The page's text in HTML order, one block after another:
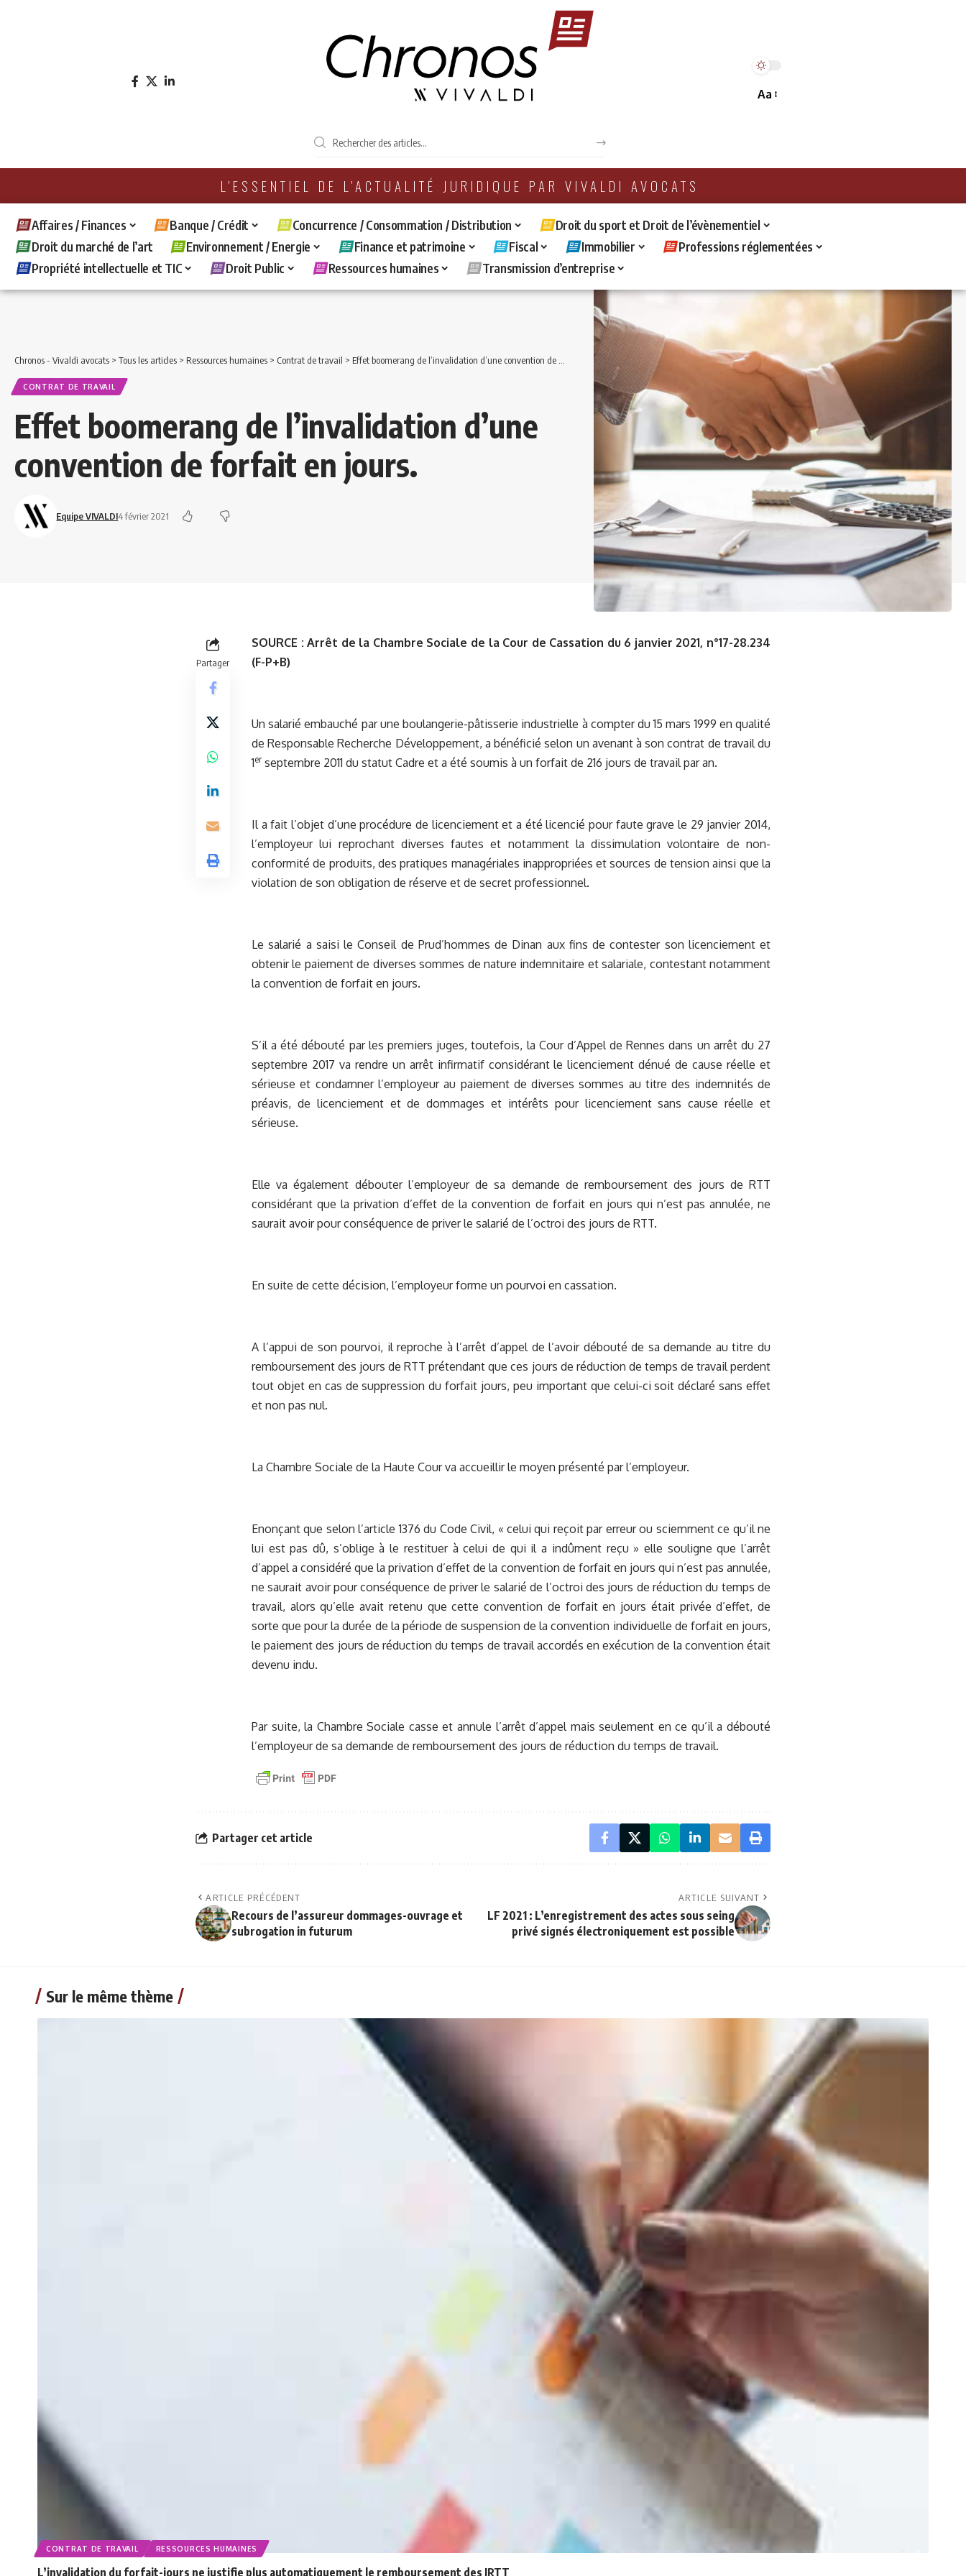
Aa
L'ESSENTIEL DE L'ACTUALITÉ JURIDIQUE PAR VIVALDI AVOCATS
Affaires / Finances Banque / Crédit Concurrence / Consommation / Distribution
Droit du sport et Droit de l’évènementiel
Droit du marché de l’art
Environnement / Energie Finance et patrimoine Fiscal Immobilier
Professions réglementées
Propriété intellectuelle et TIC
Droit Public Ressources humaines Transmission d’entreprise
Chronos - Vivaldi avocats > Tous les articles > Ressources humaines > Contrat de travail > Effet boomerang de l’invalidation d’une convention de forfait en jours.
CONTRAT DE TRAVAIL
Effet boomerang de l’invalidation d’une
convention de forfait en jours.
Equipe VIVALDI4 février 2021
Partager
SOURCE :Arrêt de la Chambre Sociale de la Cour de Cassation du 6 janvier 2021, n°17-28.234
(F-P+B)
Un salarié embauché par une boulangerie-pâtisserie industrielle à compter du 15 mars 1999 en qualité
de Responsable Recherche Développement, a bénéficié selon un avenant à son contrat de travail du
1erseptembre 2011 du statut Cadre et a été soumis à un forfait de 216 jours de travail par an.
Il a fait l’objet d’une procédure de licenciement et a été licencié pour faute grave le 29 janvier 2014,
l’employeur lui reprochant diverses fautes et notamment la dissimulation volontaire de non-
conformité de produits, des pratiques managériales inappropriées et sources de tension ainsi que la
violation de son obligation de réserve et de secret professionnel.
Le salarié a saisi le Conseil de Prud’hommes de Dinan aux fins de contester son licenciement et
obtenir le paiement de diverses sommes de nature indemnitaire et salariale, contestant notamment
la convention de forfait en jours.
S’il a été débouté par les premiers juges, toutefois, la Cour d’Appel de Rennes dans un arrêt du 27
septembre 2017 va rendre un arrêt infirmatif considérant le licenciement dénué de cause réelle et
sérieuse et condamner l’employeur au paiement de diverses sommes au titre des indemnités de
préavis, de licenciement et de dommages et intérêts pour licenciement sans cause réelle et
sérieuse.
Elle va également débouter l’employeur de sa demande de remboursement des jours de RTT
considérant que la privation d’effet de la convention de forfait en jours qui n’est pas annulée, ne
saurait avoir pour conséquence de priver le salarié de l’octroi des jours de RTT.
En suite de cette décision, l’employeur forme un pourvoi en cassation.
A l’appui de son pourvoi, il reproche à l’arrêt d’appel de l’avoir débouté de sa demande au titre du
remboursement des jours de RTT prétendant que ces jours de réduction de temps de travail perdent
tout objet en cas de suppression du forfait jours, peu important que celui-ci soit déclaré sans effet
et non pas nul.
La Chambre Sociale de la Haute Cour va accueillir le moyen présenté par l’employeur.
Enonçant que selon l’article 1376 du Code Civil, « celui qui reçoit par erreur ou sciemment ce qu’il ne
lui est pas dû, s’oblige à le restituer à celui de qui il a indûment reçu » elle souligne que l’arrêt
d’appel a considéré que la privation d’effet de la convention de forfait en jours qui n’est pas annulée,
ne saurait avoir pour conséquence de priver le salarié de l’octroi des jours de réduction du temps de
travail, alors qu’elle avait retenu que cette convention de forfait en jours était privée d’effet, de
sorte que pour la durée de la période de suspension de la convention individuelle de forfait en jours,
le paiement des jours de réduction du temps de travail accordés en exécution de la convention était
devenu indu.
Par suite, la Chambre Sociale casse et annule l’arrêt d’appel mais seulement en ce qu’il a débouté
l’employeur de sa demande de remboursement des jours de réduction du temps de travail.
Partager cet article
ARTICLE PRÉCÉDENT
Recours de l’assureur dommages-ouvrage et
subrogation in futurum
ARTICLE SUIVANT
LF 2021 : L’enregistrement des actes sous seing
privé signés électroniquement est possible
Sur le même thème
CONTRAT DE TRAVAIL RESSOURCES HUMAINES
L’invalidation du forfait-jours ne justifie plus automatiquement le remboursement des JRTT